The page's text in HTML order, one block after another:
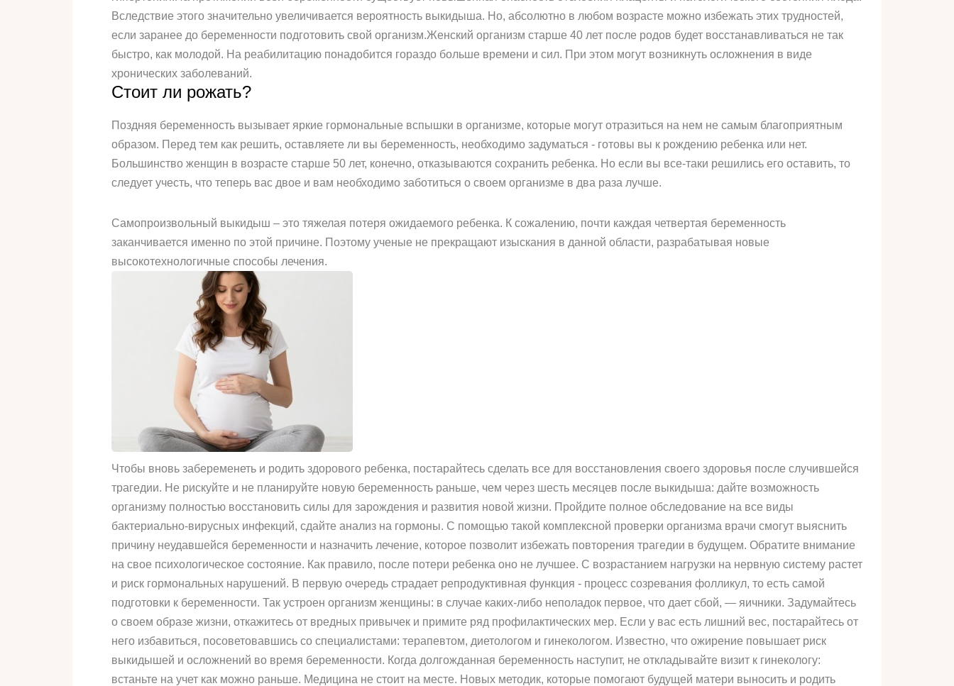
Вследствие этого значительно увеличивается вероятность выкидыша. Но, абсолютно в любом возрасте можно избежать этих трудностей,
если заранее до беременности подготовить свой организм.Женский организм старше 40 лет после родов будет восстанавливаться не так
быстро, как молодой. На реабилитацию понадобится гораздо больше времени и сил. При этом могут возникнуть осложнения в виде
хронических заболеваний.
Стоит ли рожать?
Поздняя беременность вызывает яркие гормональные вспышки в организме, которые могут отразиться на нем не самым благоприятным
образом. Перед тем как решить, оставляете ли вы беременность, необходимо задуматься - готовы вы к рождению ребенка или нет.
Большинство женщин в возрасте старше 50 лет, конечно, отказываются сохранить ребенка. Но если вы все-таки решились его оставить, то
следует учесть, что теперь вас двое и вам необходимо заботиться о своем организме в два раза лучше.
Самопроизвольный выкидыш – это тяжелая потеря ожидаемого ребенка. К сожалению, почти каждая четвертая беременность
заканчивается именно по этой причине. Поэтому ученые не прекращают изыскания в данной области, разрабатывая новые
высокотехнологичные способы лечения.
Чтобы вновь забеременеть и родить здорового ребенка, постарайтесь сделать все для восстановления своего здоровья после случившейся
трагедии. Не рискуйте и не планируйте новую беременность раньше, чем через шесть месяцев после выкидыша: дайте возможность
организму полностью восстановить силы для зарождения и развития новой жизни. Пройдите полное обследование на все виды
бактериально-вирусных инфекций, сдайте анализ на гормоны. С помощью такой комплексной проверки организма врачи смогут выяснить
причину неудавшейся беременности и назначить лечение, которое позволит избежать повторения трагедии в будущем. Обратите внимание
на свое психологическое состояние. Как правило, после потери ребенка оно не лучшее. С возрастанием нагрузки на нервную систему растет
и риск гормональных нарушений. В первую очередь страдает репродуктивная функция - процесс созревания фолликул, то есть самой
подготовки к беременности. Так устроен организм женщины: в случае каких-либо неполадок первое, что дает сбой, — яичники. Задумайтесь
о своем образе жизни, откажитесь от вредных привычек и примите ряд профилактических мер. Если у вас есть лишний вес, постарайтесь от
него избавиться, посоветовавшись со специалистами: терапевтом, диетологом и гинекологом. Известно, что ожирение повышает риск
выкидышей и осложнений во время беременности. Когда долгожданная беременность наступит, не откладывайте визит к гинекологу:
встаньте на учет как можно раньше. Медицина не стоит на месте. Новых методик, которые помогают будущей матери выносить и родить